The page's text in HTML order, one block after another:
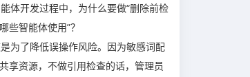
体开发过程中，为什么要做“删除前检
些智能体使用”？
为了降低误操作风险。因为敏感词配
享资源，不做引用检查的话，管理员